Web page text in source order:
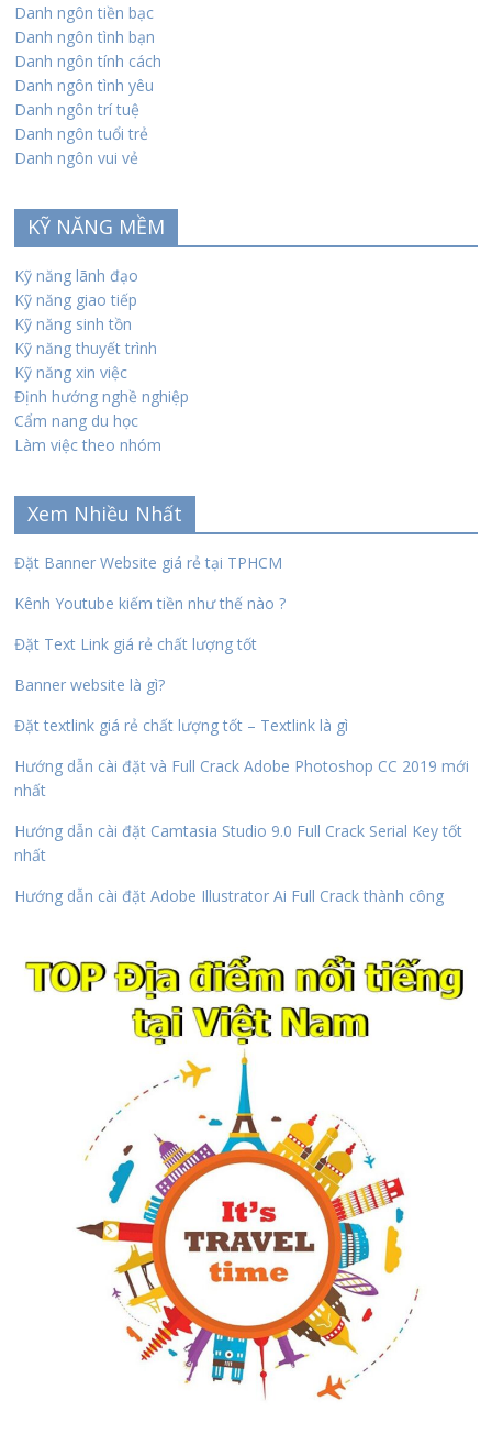
Danh ngôn tiền bạc
Danh ngôn tình bạn
Danh ngôn tính cách
Danh ngôn tình yêu
Danh ngôn trí tuệ
Danh ngôn tuổi trẻ
Danh ngôn vui vẻ
KỸ NĂNG MỀM
Kỹ năng lãnh đạo
Kỹ năng giao tiếp
Kỹ năng sinh tồn
Kỹ năng thuyết trình
Kỹ năng xin việc
Định hướng nghề nghiệp
Cẩm nang du học
Làm việc theo nhóm
Xem Nhiều Nhất
Đặt Banner Website giá rẻ tại TPHCM
Kênh Youtube kiếm tiền như thế nào ?
Đặt Text Link giá rẻ chất lượng tốt
Banner website là gì?
Đặt textlink giá rẻ chất lượng tốt – Textlink là gì
Hướng dẫn cài đặt và Full Crack Adobe Photoshop CC 2019 mới
nhất
Hướng dẫn cài đặt Camtasia Studio 9.0 Full Crack Serial Key tốt
nhất
Hướng dẫn cài đặt Adobe Illustrator Ai Full Crack thành công